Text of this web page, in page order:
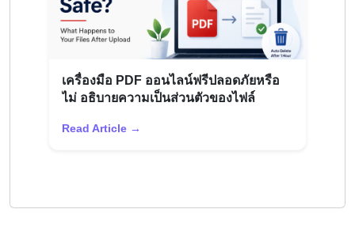
เครื่องมือ PDF ออนไลน์ฟรีปลอดภัยหรือ
ไม่ อธิบายความเป็นส่วนตัวของไฟล์
Read Article →